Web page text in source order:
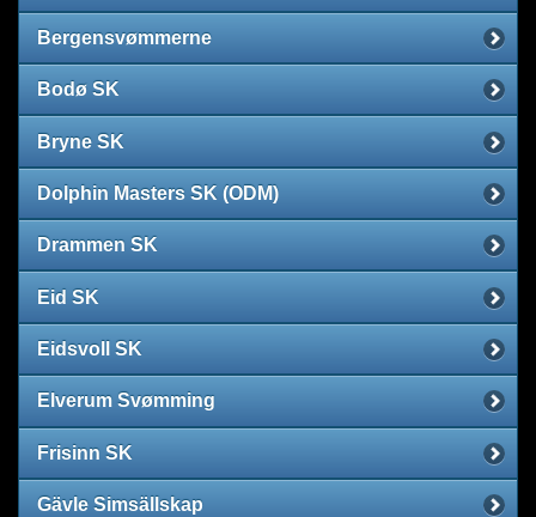
Bergensvømmerne
Bodø SK
Bryne SK
Dolphin Masters SK (ODM)
Drammen SK
Eid SK
Eidsvoll SK
Elverum Svømming
Frisinn SK
Gävle Simsällskap